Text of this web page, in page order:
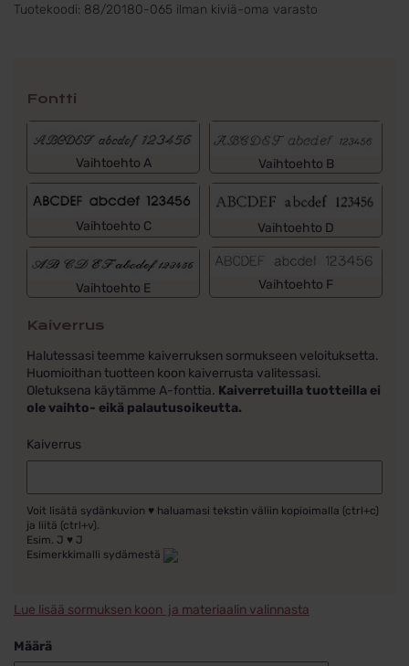
Tuotekoodi: 88/20180-065 ilman kiviä-oma varasto
Fontti
Vaihtoehto A Vaihtoehto B
Vaihtoehto C Vaihtoehto D
Vaihtoehto E Vaihtoehto F
Kaiverrus
Halutessasi teemme kaiverruksen sormukseen veloituksetta.
Huomioithan tuotteen koon kaiverrusta valitessasi.
Oletuksena käytämme A-fonttia. Kaiverretuilla tuotteilla ei
ole vaihto- eikä palautusoikeutta.
Kaiverrus
Voit lisätä sydänkuvion ♥ haluamasi tekstin väliin kopioimalla (ctrl+c)
ja liitä (ctrl+v).
Esim. J ♥ J
Esimerkkimalli sydämestä
Lue lisää sormuksen koon ja materiaalin valinnasta
Määrä